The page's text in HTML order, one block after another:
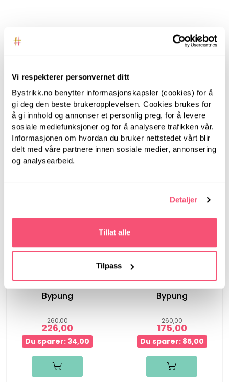
Vi respekterer personvernet ditt
Bystrikk.no benytter informasjonskapsler (cookies) for å
gi deg den beste brukeropplevelsen. Cookies brukes for
å gi innhold og annonser et personlig preg, for å levere
sosiale mediefunksjoner og for å analysere trafikken vår.
Informasjonen om hvordan du bruker nettstedet vårt blir
delt med våre partnere innen sosiale medier, annonsering
og analysearbeid.
Detaljer
Tillat alle
Tilpass
ANBEFALT FOR DEG
Bypung
260,00
226,00
Du sparer: 34,00
Bypung
260,00
175,00
Du sparer: 85,00